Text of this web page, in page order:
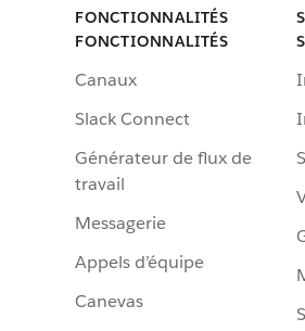
FONCTIONNALITÉS
FONCTIONNALITÉS
Canaux
Slack Connect
Générateur de flux de
travail
Messagerie
Appels d’équipe
Canevas